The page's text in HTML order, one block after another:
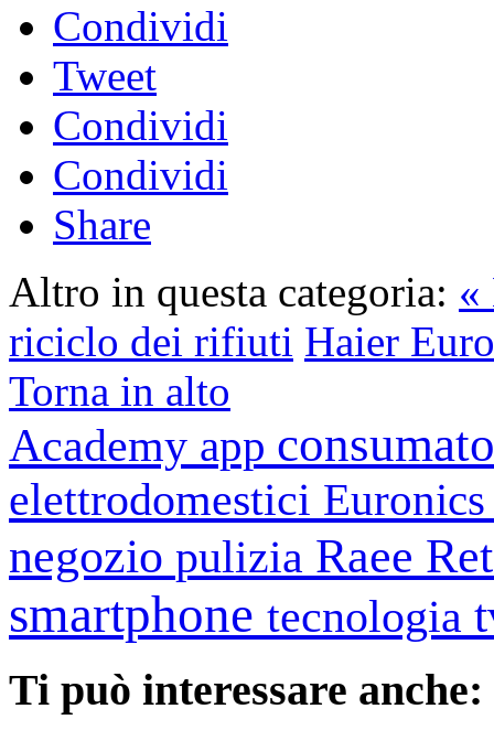
Condividi
Tweet
Condividi
Condividi
Share
Altro in questa categoria: «
riciclo dei rifiuti Haier
Torna in alto
Academy app
elettrodomestici
negozio pulizia Raee
smartphone tecnologia
Ti può interessare anche: